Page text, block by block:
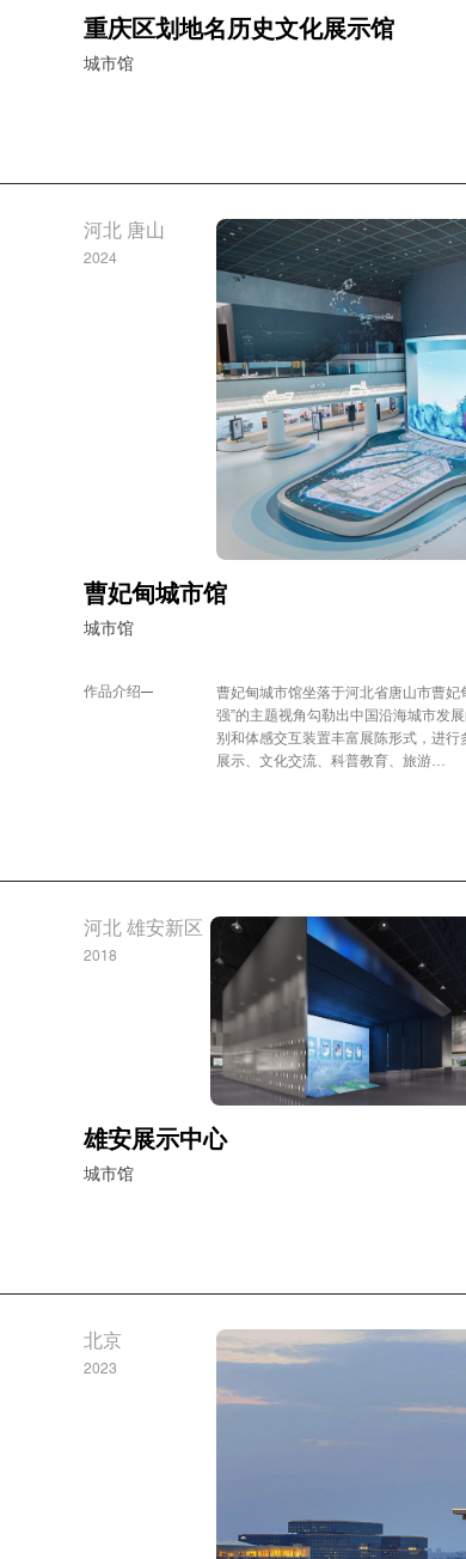
重庆区划地名历史文化展示馆
城市馆
河北 唐山
2024
曹妃甸城市馆
城市馆
作品介绍
曹妃甸城市馆坐落于河北省唐山市曹妃
强”的主题视角勾勒出中国沿海城市发
别和体感交互装置丰富展陈形式，进
展示、文化交流、科普教育、旅游…
河北 雄安新区
2018
雄安展示中心
城市馆
北京
2023